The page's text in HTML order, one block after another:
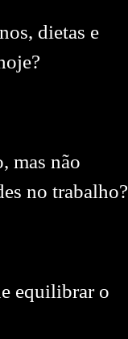
dietas e
mas não
no trabalho?
equilibrar o